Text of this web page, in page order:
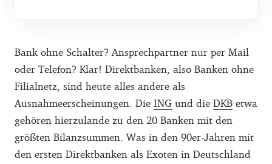
Bank ohne Schalter? Ansprechpartner nur per Mail
oder Telefon? Klar! Direktbanken, also Banken ohne
Filialnetz, sind heute alles andere als
Ausnahmeerscheinungen. Die ING und die DKB etwa
gehören hierzulande zu den 20 Banken mit den
größten Bilanzsummen. Was in den 90er-Jahren mit
den ersten Direktbanken als Exoten in Deutschland